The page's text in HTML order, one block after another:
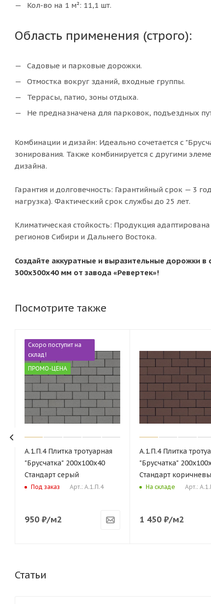
Кол-во на 1 м²: 11,1 шт.
Область применения (строго):
Садовые и парковые дорожки.
Отмостка вокруг зданий, входные группы.
Террасы, патио, зоны отдыха.
Не предназначена для парковок, подъездных
Комбинации и дизайн: Идеально сочетается с
зонирования. Также комбинируется с другими
дизайна.
Гарантия и долговечность: Гарантийный срок — 3
нагрузка). Фактический срок службы до 25 лет.
Климатическая стойкость: Продукция
регионов Сибири и Дальнего Востока.
Создайте аккуратные и выразительные дорожки
300х300х40 мм от завода «Ревертек»!
Посмотрите также
Скоро поступит на
склад!
ПРОМО-ЦЕНА
А.1.П.4 Плитка тротуарная
"Брусчатка" 200х100х40
Стандарт серый
Под заказ Арт.: А.1.П.4
950₽/м2
А.1.П.4 Плитка
"Брусчатка"
Стандарт
На складе Арт.:
1 450 ₽/м2
Статьи